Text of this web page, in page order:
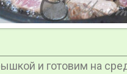
и готовим на